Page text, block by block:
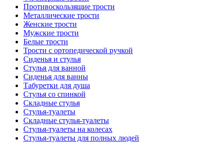
Противоскользящие трости
Металлические трости
Женские трости
Мужские трости
Белые трости
Трости с ортопедической ручкой
Сиденья и стулья
Стулья для ванной
Сиденья для ванны
Табуретки для душа
Стулья со спинкой
Складные стулья
Стулья-туалеты
Складные стулья-туалеты
Стулья-туалеты на колесах
Стулья-туалеты для полных людей